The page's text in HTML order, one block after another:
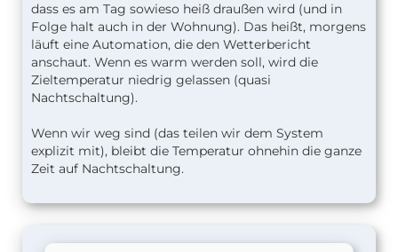
dass es am Tag sowieso heiß draußen wird (und in
Folge halt auch in der Wohnung). Das heißt, morgens
läuft eine Automation, die den Wetterbericht
anschaut. Wenn es warm werden soll, wird die
Zieltemperatur niedrig gelassen (quasi
Nachtschaltung).
Wenn wir weg sind (das teilen wir dem System
explizit mit), bleibt die Temperatur ohnehin die ganze
Zeit auf Nachtschaltung.